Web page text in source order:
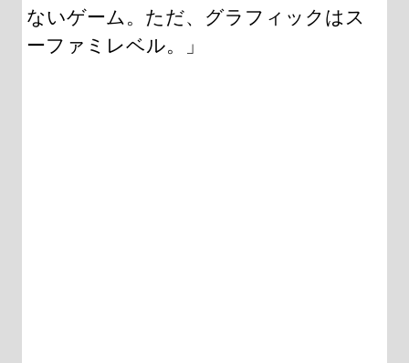
ないゲーム。ただ、グラフィックはス
ーファミレベル。」